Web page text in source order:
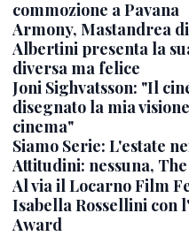
commozione a Pavana
Armony, Mastandrea
Albertini presenta la
diversa ma felice
Joni Sighvatsson: "Il
disegnato la mia
cinema"
Siamo Serie: L'estate
Attitudini: nessuna,
Al via il Locarno Film
Isabella Rossellini con
Award